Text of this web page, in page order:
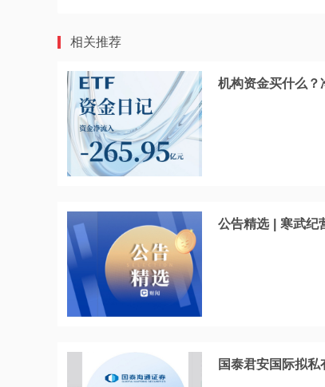
相关推荐
机构资金买什么？
公告精选 | 寒武纪
国泰君安国际拟